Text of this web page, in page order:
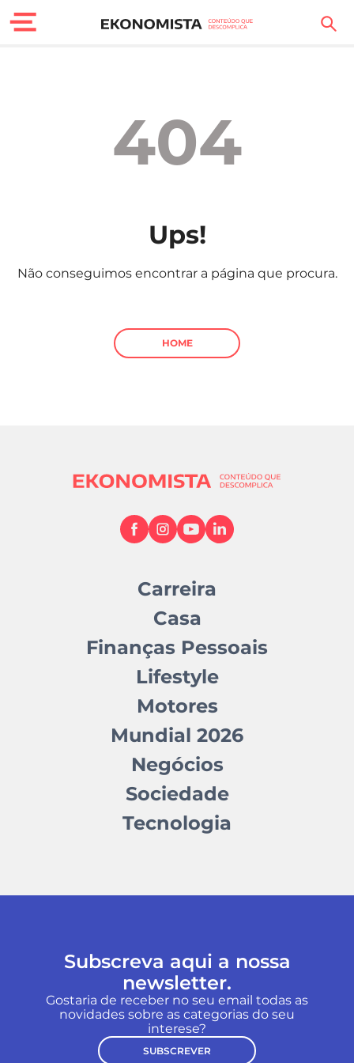
Carreira
Sociedade
Negócios
404
Ups!
Não conseguimos encontrar a página que procura.
HOME
Carreira
Casa
Finanças Pessoais
Lifestyle
Motores
Mundial 2026
Negócios
Sociedade
Tecnologia
Subscreva aqui a nossa
newsletter.
Gostaria de receber no seu email todas as
novidades sobre as categorias do seu
interese?
SUBSCREVER